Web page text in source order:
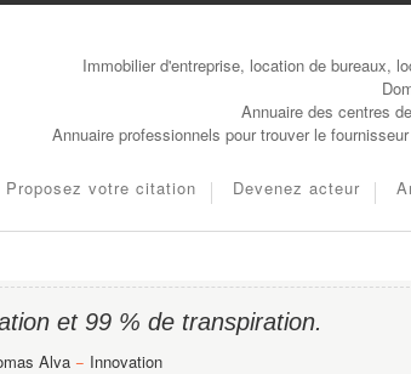
Immobilier d'entreprise, location de bureaux,
Annuaire des centres
Annuaire professionnels pour trouver le
Proposez votre citation Devenez acteur
et 99 % de transpiration.
Alva− Innovation